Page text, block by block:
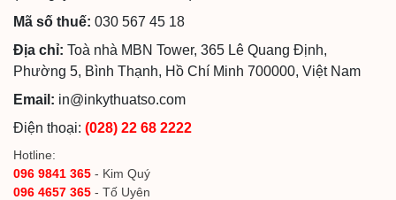
Mã số thuế: 030 567 45 18
Địa chỉ: Toà nhà MBN Tower, 365 Lê Quang Định,
Phường 5, Bình Thạnh, Hồ Chí Minh 700000, Việt Nam
Email: in@inkythuatso.com
Điện thoại: (028) 22 68 2222
Hotline:
096 9841 365 - Kim Quý
096 4657 365 - Tố Uyên